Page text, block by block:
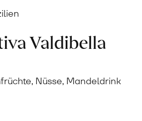
Valdibella
Nüsse, Mandeldrink